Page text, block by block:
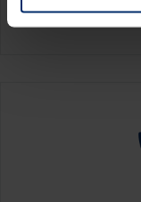
aby